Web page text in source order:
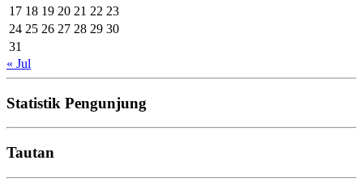
17 18 19 20 21 22 23
24 25 26 27 28 29 30
31
« Jul
Statistik Pengunjung
Tautan